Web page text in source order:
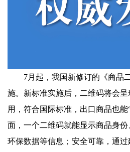
7月起，我国新修订的《商品
施。新标准实施后，二维码将会
用，符合国际标准，出口商品也
面，一个二维码就能显示商品身份
环保数据等信息；安全可靠，通